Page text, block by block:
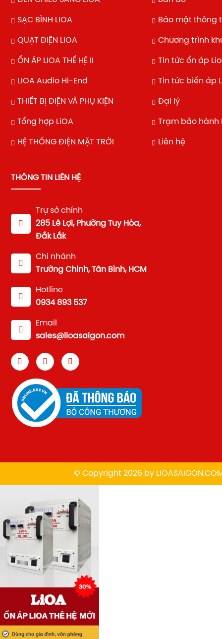
SẠC BÌNH LIOA
QUẠT ĐIỆN LIOA
ỔN ÁP LIOA THẾ HỆ II
LIOA Audio Hi-End
THIẾT BỊ ĐIỆN VÀ PHỤ KIỆN
Tổng hợp LiOA
HỆ THỐNG ĐIỆN MẶT TRỜI
Bảo mật thông
Chương trình
Tin tức ổn áp
Tin tức biến áp
Đại lý
Trạm bảo hành
Liên hệ
THÔNG TIN LIÊN HỆ
Trự sở chính
285 Lê Lợi, Phường Tuy Hòa,
Đắk Lắk
Chi nhánh
Trường Chinh, Tân Bình, HCM
Hotline
0934 893 537
Email
sales@lioasaigon.com
© Copyright 2026 by L